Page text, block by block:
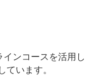
ンコースを活用し
ています。